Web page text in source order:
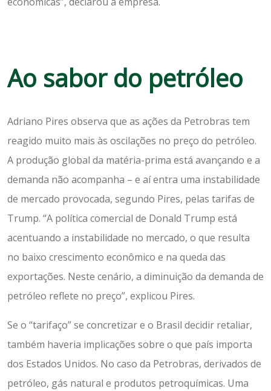
Ao sabor do petróleo
Adriano Pires observa que as ações da Petrobras tem
reagido muito mais às oscilações no preço do petróleo.
A produção global da matéria-prima está avançando e a
demanda não acompanha – e aí entra uma instabilidade
de mercado provocada, segundo Pires, pelas tarifas de
Trump. “A política comercial de Donald Trump está
acentuando a instabilidade no mercado, o que resulta
no baixo crescimento econômico e na queda das
exportações. Neste cenário, a diminuição da demanda de
petróleo reflete no preço”, explicou Pires.
Se o “tarifaço” se concretizar e o Brasil decidir retaliar,
também haveria implicações sobre o que país importa
dos Estados Unidos. No caso da Petrobras, derivados de
petróleo, gás natural e produtos petroquímicas. Uma